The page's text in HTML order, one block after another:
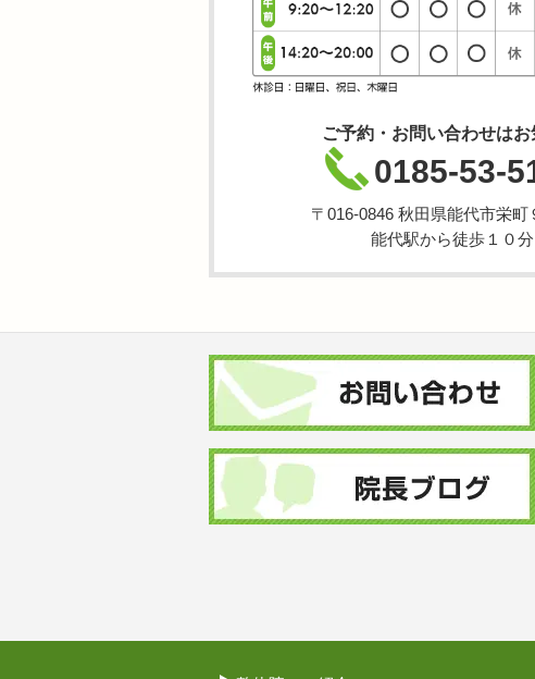
ご予約・お問い合わせはお
0185-53-
〒016-0846 秋田県能代市栄町
能代駅から徒歩１０分